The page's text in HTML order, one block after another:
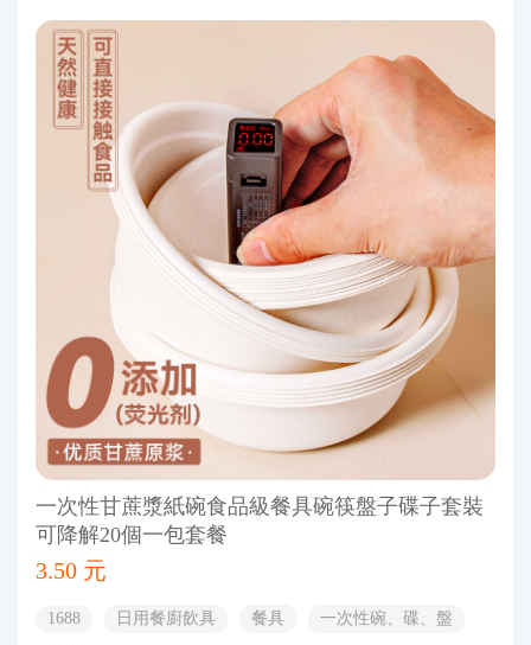
一次性甘蔗漿紙碗食品級餐具碗筷盤子碟子套裝
可降解20個一包套餐
3.50 元
1688 日用餐廚飲具 餐具 一次性碗、碟、盤